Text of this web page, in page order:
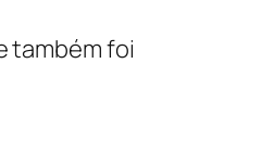
também foi